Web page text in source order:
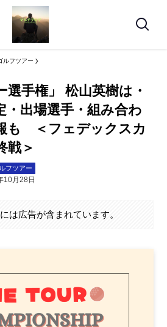
ルフツアー
選手権」 松山英樹は・
・出場選手・組み合わ
＜フェデックスカ
戦＞
フツアー
10月28日
は広告が含まれています。